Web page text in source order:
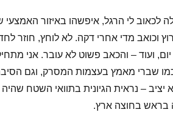
לכאוב לי הרגל, איפשהו באיזור האמצעי
וכואב מדי אחרי דקה. לא לוחץ, חוזר
יום, ועוד – והכאב פשוט לא עובר. אני
שברי מאמץ בעצמות המסרק, וגם
יציב – נראית הגיונית בתוואי השטח